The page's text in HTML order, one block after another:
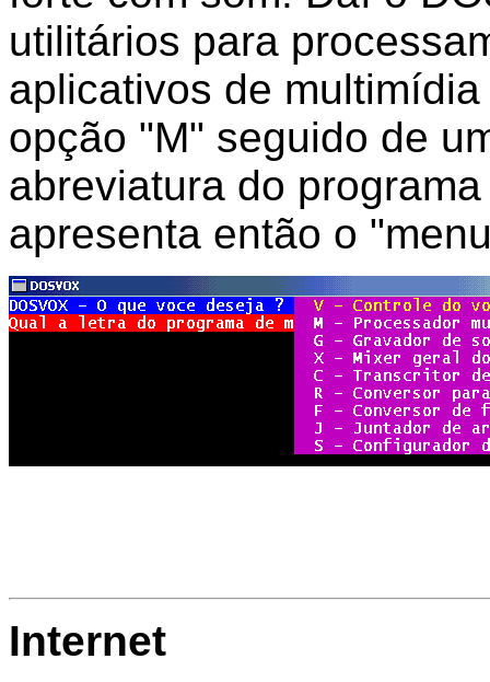
utilitários para
aplicativos de
opção "M" seguido de
abreviatura do
apresenta então o
Internet